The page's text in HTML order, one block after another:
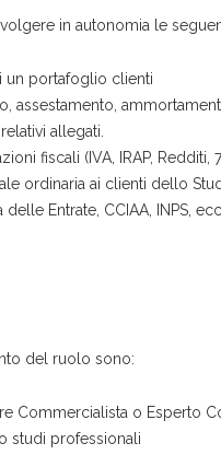
in autonomia le
un portafoglio clienti
assestamento,
allegati.
fiscali (IVA, IRAP, Redditi,
ordinaria ai clienti dello
Entrate, CCIAA, INPS,
del ruolo sono:
Commercialista o Esperto
studi professionali